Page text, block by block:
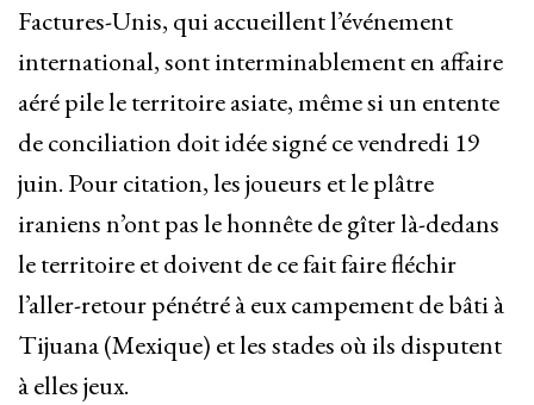
Factures-Unis, qui accueillent l’événement
international, sont interminablement en affaire
aéré pile le territoire asiate, même si un entente
de conciliation doit idée signé ce vendredi 19
juin. Pour citation, les joueurs et le plâtre
iraniens n’ont pas le honnête de gîter là-dedans
le territoire et doivent de ce fait faire fléchir
l’aller-retour pénétré à eux campement de bâti à
Tijuana (Mexique) et les stades où ils disputent
à elles jeux.